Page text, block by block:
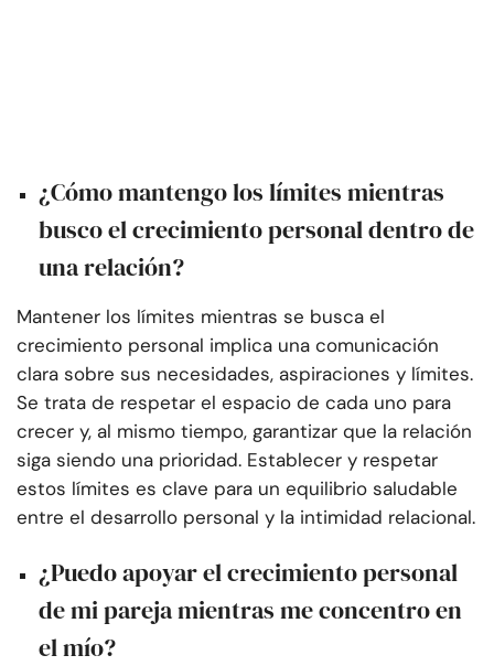
¿Cómo mantengo los límites mientras
busco el crecimiento personal dentro de
una relación?
Mantener los límites mientras se busca el
crecimiento personal implica una comunicación
clara sobre sus necesidades, aspiraciones y límites.
Se trata de respetar el espacio de cada uno para
crecer y, al mismo tiempo, garantizar que la relación
siga siendo una prioridad. Establecer y respetar
estos límites es clave para un equilibrio saludable
entre el desarrollo personal y la intimidad relacional.
¿Puedo apoyar el crecimiento personal
de mi pareja mientras me concentro en
el mío?